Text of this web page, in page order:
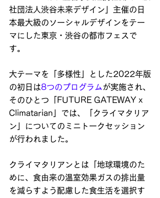
社団法人渋谷未来デザイン」主催の日
本最大級のソーシャルデザインをテー
マにした東京・渋谷の都市フェスで
す。
大テーマを「多様性」とした2022年版
の初日は8つのプログラムが実施され、
そのひとつ「FUTURE GATEWAY x
Climatarian」では、「クライマタリア
ン」についてのミニトークセッション
が行われました。
クライマタリアンとは「地球環境のた
めに、食由来の温室効果ガスの排出量
を減らすよう配慮した食生活を選択す